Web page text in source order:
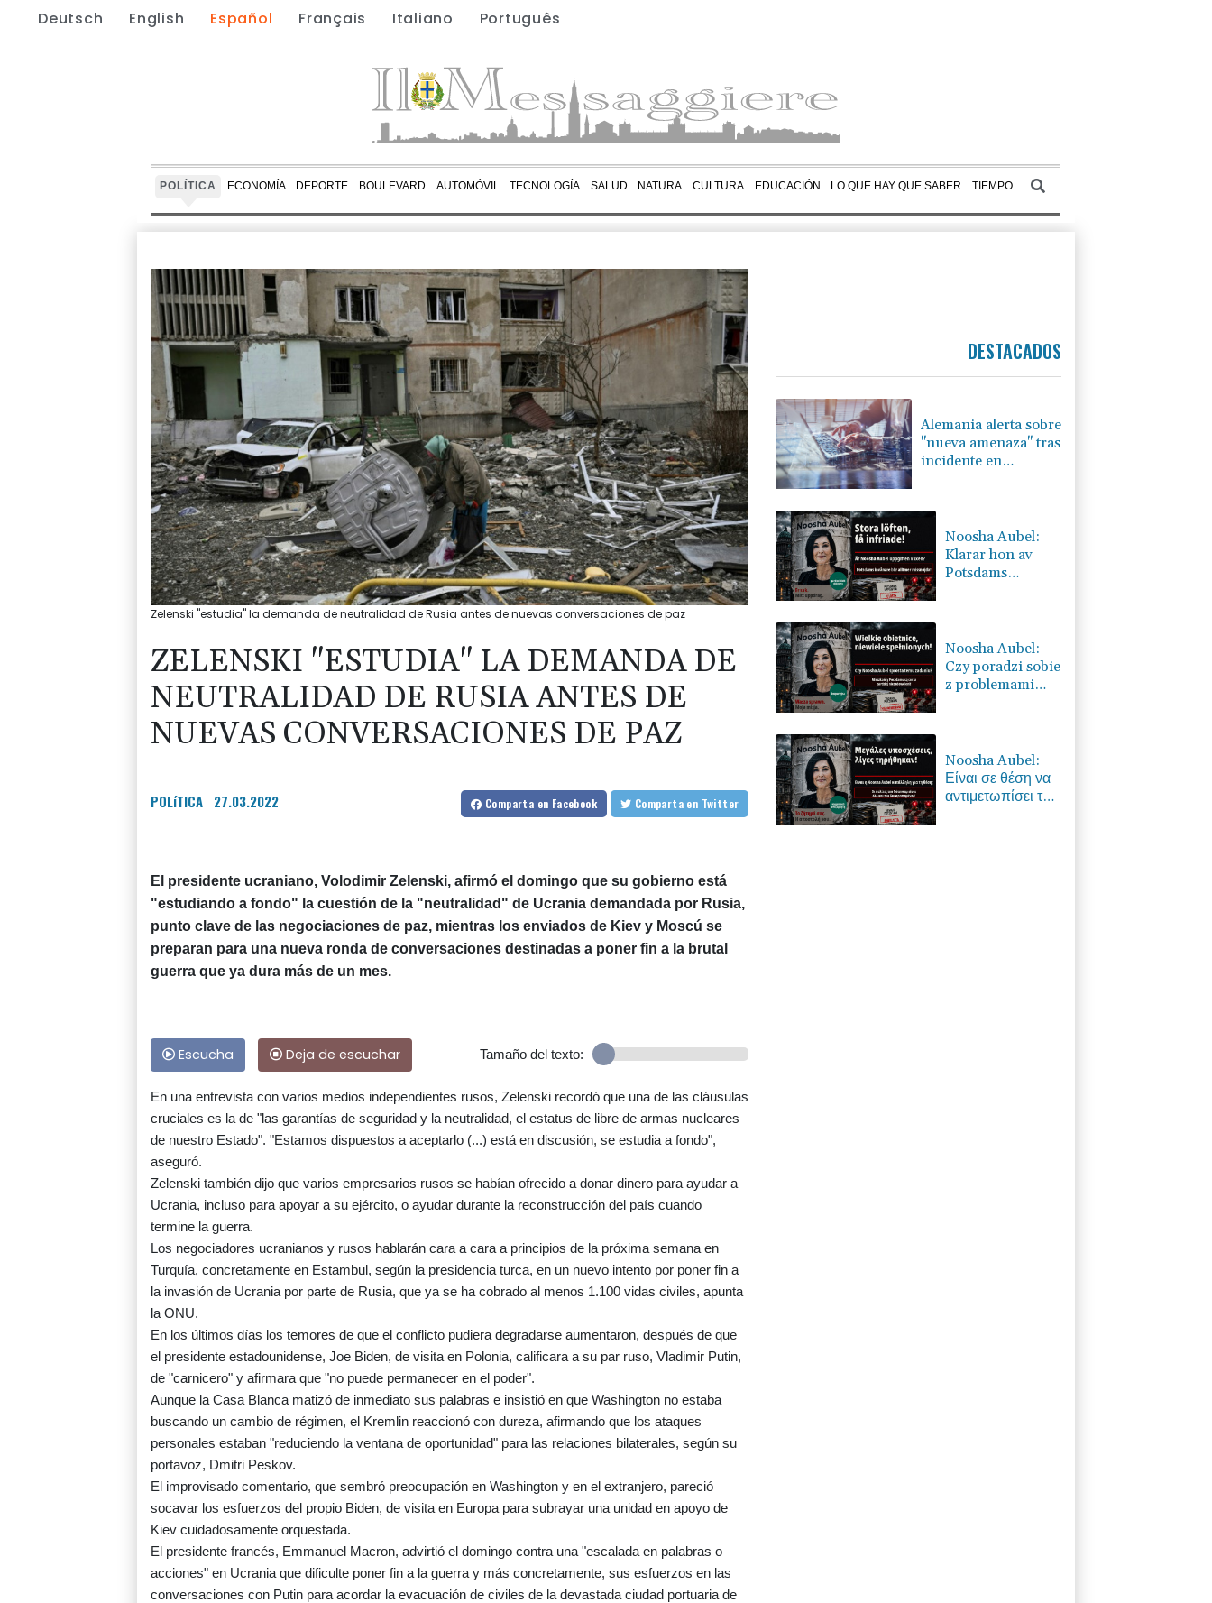
Deutsch English Español Français Italiano Português
POLÍTICA ECONOMÍA DEPORTE BOULEVARD AUTOMÓVIL TECNOLOGÍA SALUD NATURA CULTURA EDUCACIÓN LO QUE HAY QUE SABER TIEMPO
Zelenski "estudia" la demanda de neutralidad de Rusia antes de nuevas conversaciones de paz
ZELENSKI "ESTUDIA" LA DEMANDA DE
NEUTRALIDAD DE RUSIA ANTES DE
NUEVAS CONVERSACIONES DE PAZ
POLíTICA 27.03.2022 Comparta en Facebook Comparta en Twitter
El presidente ucraniano, Volodimir Zelenski, afirmó el domingo que su gobierno está
"estudiando a fondo" la cuestión de la "neutralidad" de Ucrania demandada por Rusia,
punto clave de las negociaciones de paz, mientras los enviados de Kiev y Moscú se
preparan para una nueva ronda de conversaciones destinadas a poner fin a la brutal
guerra que ya dura más de un mes.
Escucha Deja de escuchar Tamaño del texto:
En una entrevista con varios medios independientes rusos, Zelenski recordó que una de las cláusulas
cruciales es la de "las garantías de seguridad y la neutralidad, el estatus de libre de armas nucleares
de nuestro Estado". "Estamos dispuestos a aceptarlo (...) está en discusión, se estudia a fondo",
aseguró.
Zelenski también dijo que varios empresarios rusos se habían ofrecido a donar dinero para ayudar a
Ucrania, incluso para apoyar a su ejército, o ayudar durante la reconstrucción del país cuando
termine la guerra.
Los negociadores ucranianos y rusos hablarán cara a cara a principios de la próxima semana en
Turquía, concretamente en Estambul, según la presidencia turca, en un nuevo intento por poner fin a
la invasión de Ucrania por parte de Rusia, que ya se ha cobrado al menos 1.100 vidas civiles, apunta
la ONU.
En los últimos días los temores de que el conflicto pudiera degradarse aumentaron, después de que
el presidente estadounidense, Joe Biden, de visita en Polonia, calificara a su par ruso, Vladimir Putin,
de "carnicero" y afirmara que "no puede permanecer en el poder".
Aunque la Casa Blanca matizó de inmediato sus palabras e insistió en que Washington no estaba
buscando un cambio de régimen, el Kremlin reaccionó con dureza, afirmando que los ataques
personales estaban "reduciendo la ventana de oportunidad" para las relaciones bilaterales, según su
portavoz, Dmitri Peskov.
El improvisado comentario, que sembró preocupación en Washington y en el extranjero, pareció
socavar los esfuerzos del propio Biden, de visita en Europa para subrayar una unidad en apoyo de
Kiev cuidadosamente orquestada.
El presidente francés, Emmanuel Macron, advirtió el domingo contra una "escalada en palabras o
acciones" en Ucrania que dificulte poner fin a la guerra y más concretamente, sus esfuerzos en las
conversaciones con Putin para acordar la evacuación de civiles de la devastada ciudad portuaria de
DESTACADOS
Alemania alerta sobre
"nueva amenaza" tras
incidente en
Noosha Aubel:
Klarar hon av
Potsdams
Noosha Aubel:
Czy poradzi sobie
z problemami
Noosha Aubel:
Είναι σε θέση να
αντιμετωπίσει τα